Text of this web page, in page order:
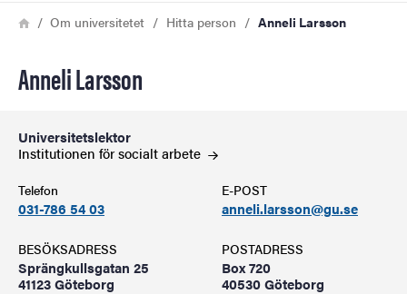
Länkstig
HemOm universitetet Hitta person Anneli Larsson
Anneli Larsson
Universitetslektor
Institutionen för socialtarbete
Telefon
031-786 54 03
E-POST
anneli.larsson@gu.se
BESÖKSADRESS
Sprängkullsgatan 25
41123 Göteborg
POSTADRESS
Box 720
40530 Göteborg